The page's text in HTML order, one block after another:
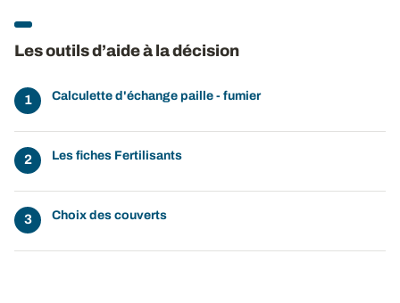
Les outils d’aide à la décision
Calculette d'échange paille - fumier
Les fiches Fertilisants
Choix des couverts